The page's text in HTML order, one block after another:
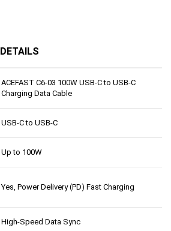
DETAILS
ACEFAST C6-03 100W USB-C to USB-C
Charging Data Cable
USB-C to USB-C
Up to 100W
Yes, Power Delivery (PD) Fast Charging
High-Speed Data Sync